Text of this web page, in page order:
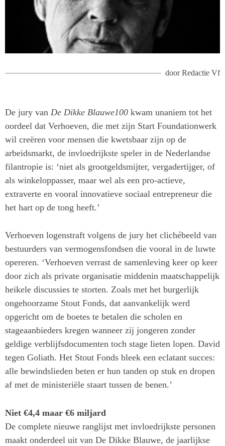
doorRedactie Vf
De jury van De Dikke Blauwe100 kwam unaniem tot het
oordeel dat Verhoeven, die met zijn Start Foundationwerk
wil creëren voor mensen die kwetsbaar zijn op de
arbeidsmarkt, de invloedrijkste speler in de Nederlandse
filantropie is: ‘niet als grootgeldsmijter, vergadertijger, of
als winkeloppasser, maar wel als een pro-actieve,
extraverte en vooral innovatieve sociaal entrepreneur die
het hart op de tong heeft.’
Verhoeven logenstraft volgens de jury het clichébeeld van
bestuurders van vermogensfondsen die vooral in de luwte
opereren. ‘Verhoeven verrast de samenleving keer op keer
door zich als private organisatie middenin maatschappelijk
heikele discussies te storten. Zoals met het burgerlijk
ongehoorzame Stout Fonds, dat aanvankelijk werd
opgericht om de boetes te betalen die scholen en
stageaanbieders kregen wanneer zij jongeren zonder
geldige verblijfsdocumenten toch stage lieten lopen. David
tegen Goliath. Het Stout Fonds bleek een eclatant succes:
alle bewindslieden beten er hun tanden op stuk en dropen
af met de ministeriële staart tussen de benen.’
Niet €4,4 maar €6 miljard
De complete nieuwe ranglijst met invloedrijkste personen
maakt onderdeel uit van De Dikke Blauwe, de jaarlijkse